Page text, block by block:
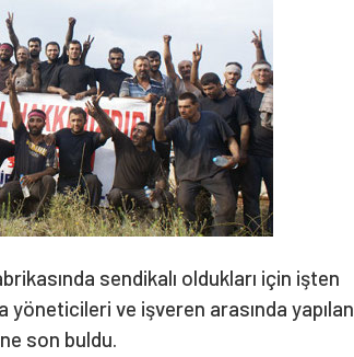
sendikalı oldukları için işten
yöneticileri ve işveren arasında yapılan
son buldu.